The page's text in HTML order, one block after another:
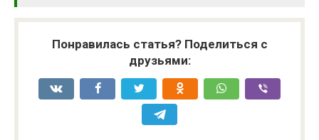
Понравилась статья? Поделиться с
друзьями: